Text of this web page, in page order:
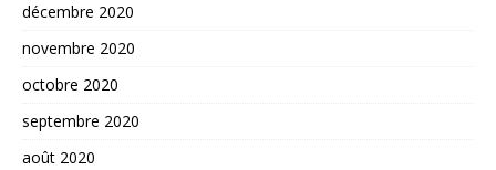
décembre 2020
novembre 2020
octobre 2020
septembre 2020
août 2020